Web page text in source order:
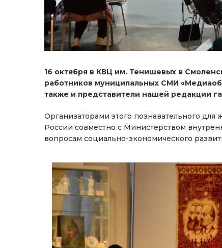
16 октября в КВЦ им. Тенишевых в
работников муниципальных СМИ
также и представители нашей редакции
Организаторами этого познавательного
России совместно с Министерством
вопросам социально-экономического